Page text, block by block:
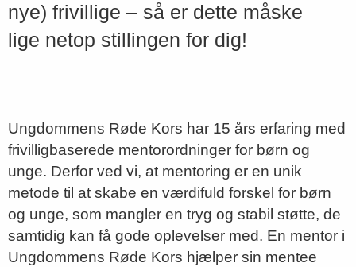
nye) frivillige – så er dette måske
lige netop stillingen for dig!
Ungdommens Røde Kors har 15 års erfaring med
frivilligbaserede mentorordninger for børn og
unge. Derfor ved vi, at mentoring er en unik
metode til at skabe en værdifuld forskel for børn
og unge, som mangler en tryg og stabil støtte, de
samtidig kan få gode oplevelser med. En mentor i
Ungdommens Røde Kors hjælper sin mentee